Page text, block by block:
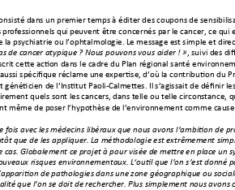
dans un premier temps à éditer des coupons de sensibil
professionnels qui peuvent être concernés par le cancer, ce qui
la psychiatrie ou l’ophtalmologie. Le message est simple et dir
de cancer atypique ? Nous pouvons vous aider ! », suivi des di
crit cette action dans le cadre du Plan régional santé environne
spécifique réclame une expertise, d’où la contribution du
généticien de l’Institut Paoli-Calmettes. Il s’agissait de définir
rement quels sont les cancers, dans telle ou telle circonstance,
t même de poser l’hypothèse de l’environnement comme
fois avec les médecins libéraux que nous avons l’ambition de
tôt que de les appliquer. La méthodologie est extrêmement
cas. Globalement ce projet à pour visée de mettre en place un
ux risques environnementaux. L‘outil que l’on s’est donné
arition de pathologies dans une zone géographique ou
é que l’on se doit de rechercher. Plus simplement nous avons